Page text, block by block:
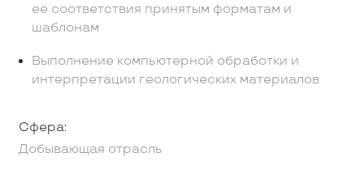
её соответствия принятым форматам и
шаблонам
Выполнение компьютерной обработки и
интерпретации геологических материалов
Сфера:
Добывающая отрасль